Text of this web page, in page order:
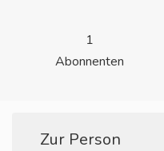
1
Abonnenten
Zur Person